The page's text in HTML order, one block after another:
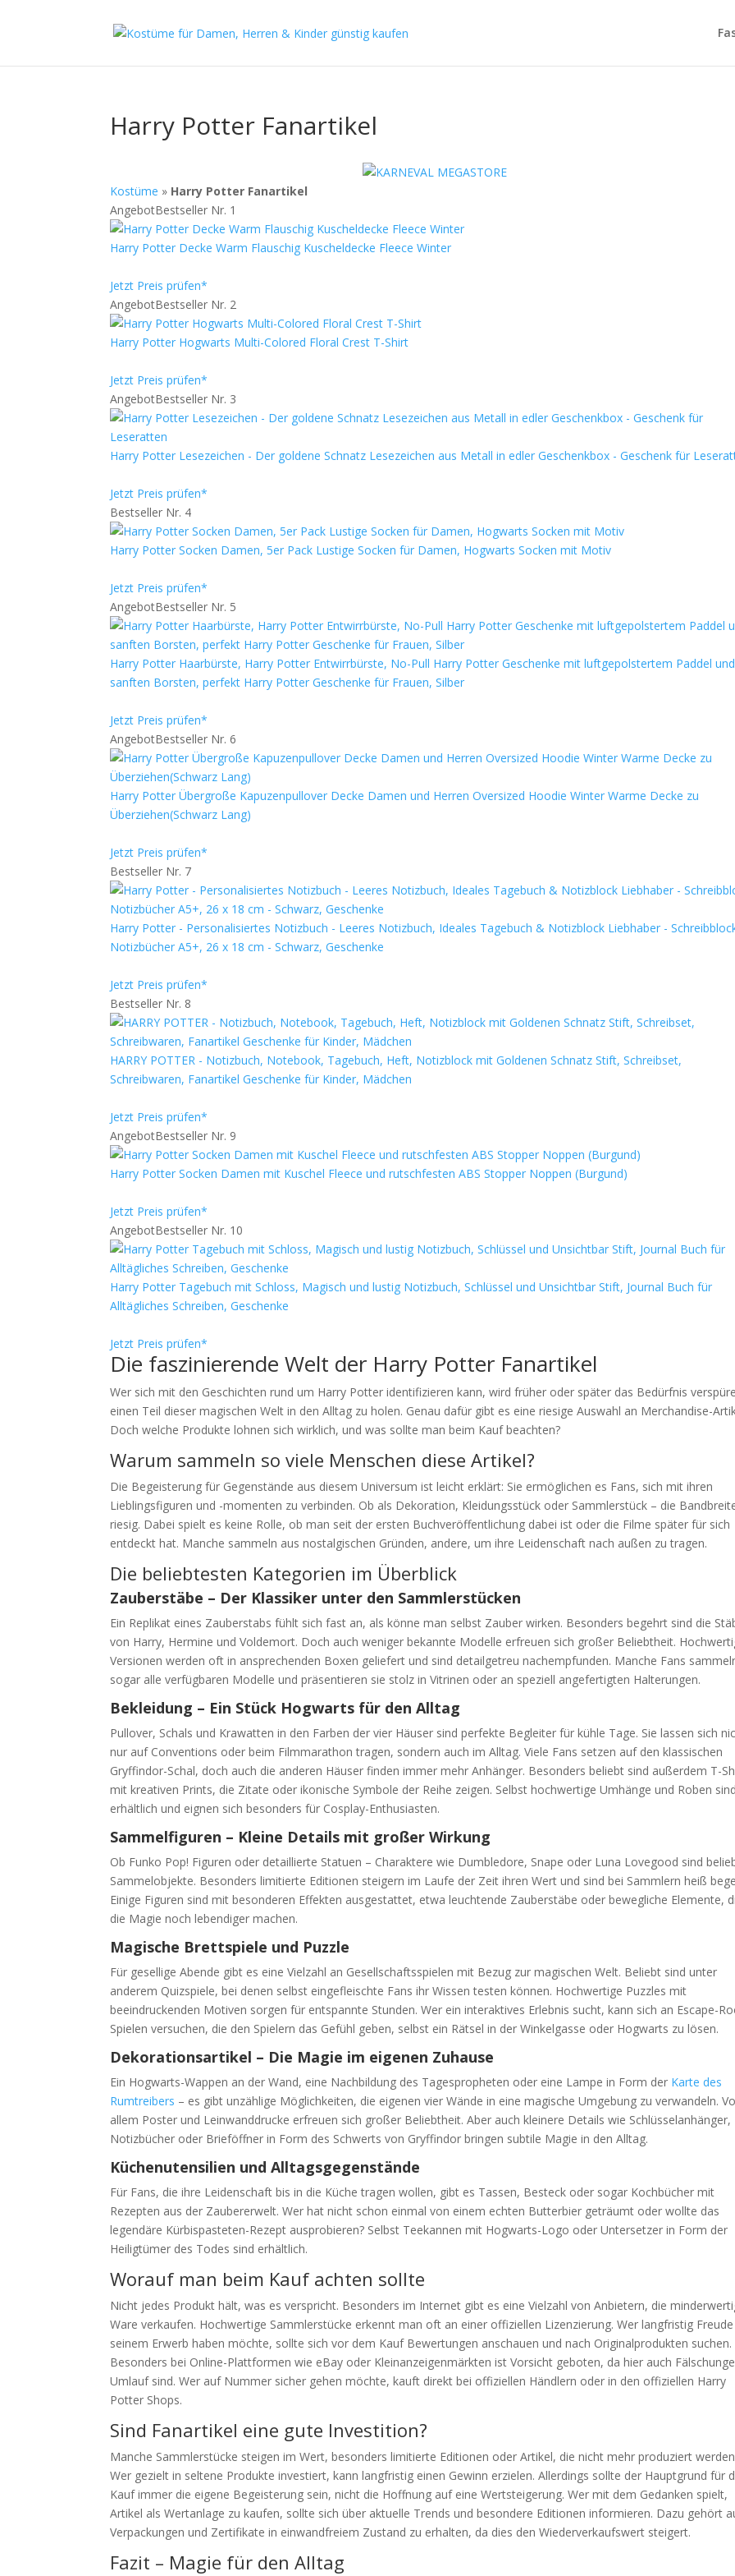
Harry Potter Fanartikel
Kostüme » Harry Potter Fanartikel
AngebotBestseller Nr. 1
Harry Potter Decke Warm Flauschig Kuscheldecke Fleece Winter
Jetzt Preis prüfen*
AngebotBestseller Nr. 2
Harry Potter Hogwarts Multi-Colored Floral Crest T-Shirt
Jetzt Preis prüfen*
AngebotBestseller Nr. 3
Harry Potter Lesezeichen - Der goldene Schnatz Lesezeichen aus Metall in edler Geschenkbox - Geschenk für
Jetzt Preis prüfen*
Bestseller Nr. 4
Harry Potter Socken Damen, 5er Pack Lustige Socken für Damen, Hogwarts Socken mit Motiv
Jetzt Preis prüfen*
AngebotBestseller Nr. 5
Harry Potter Haarbürste, Harry Potter Entwirrbürste, No-Pull Harry Potter Geschenke mit luftgepolstertem Paddel und
sanften Borsten, perfekt Harry Potter Geschenke für Frauen, Silber
Jetzt Preis prüfen*
AngebotBestseller Nr. 6
Harry Potter Übergroße Kapuzenpullover Decke Damen und Herren Oversized Hoodie Winter Warme Decke zu
Überziehen(Schwarz Lang)
Jetzt Preis prüfen*
Bestseller Nr. 7
Harry Potter - Personalisiertes Notizbuch - Leeres Notizbuch, Ideales Tagebuch & Notizblock Liebhaber -
Notizbücher A5+, 26 x 18 cm - Schwarz, Geschenke
Jetzt Preis prüfen*
Bestseller Nr. 8
HARRY POTTER - Notizbuch, Notebook, Tagebuch, Heft, Notizblock mit Goldenen Schnatz Stift, Schreibset,
Schreibwaren, Fanartikel Geschenke für Kinder, Mädchen
Jetzt Preis prüfen*
AngebotBestseller Nr. 9
Harry Potter Socken Damen mit Kuschel Fleece und rutschfesten ABS Stopper Noppen (Burgund)
Jetzt Preis prüfen*
AngebotBestseller Nr. 10
Harry Potter Tagebuch mit Schloss, Magisch und lustig Notizbuch, Schlüssel und Unsichtbar Stift, Journal Buch für
Alltägliches Schreiben, Geschenke
Jetzt Preis prüfen*
Die faszinierende Welt der Harry Potter Fanartikel
Wer sich mit den Geschichten rund um Harry Potter identifizieren kann, wird früher oder später das Bedürfnis
einen Teil dieser magischen Welt in den Alltag zu holen. Genau dafür gibt es eine riesige Auswahl an Merchandise-
Doch welche Produkte lohnen sich wirklich, und was sollte man beim Kauf beachten?
Warum sammeln so viele Menschen diese Artikel?
Die Begeisterung für Gegenstände aus diesem Universum ist leicht erklärt: Sie ermöglichen es Fans, sich mit ihren
Lieblingsfiguren und -momenten zu verbinden. Ob als Dekoration, Kleidungsstück oder Sammlerstück – die
riesig. Dabei spielt es keine Rolle, ob man seit der ersten Buchveröffentlichung dabei ist oder die Filme später für sich
entdeckt hat. Manche sammeln aus nostalgischen Gründen, andere, um ihre Leidenschaft nach außen zu tragen.
Die beliebtesten Kategorien im Überblick
Zauberstäbe – Der Klassiker unter den Sammlerstücken
Ein Replikat eines Zauberstabs fühlt sich fast an, als könne man selbst Zauber wirken. Besonders begehrt sind die
von Harry, Hermine und Voldemort. Doch auch weniger bekannte Modelle erfreuen sich großer Beliebtheit.
Versionen werden oft in ansprechenden Boxen geliefert und sind detailgetreu nachempfunden. Manche Fans
sogar alle verfügbaren Modelle und präsentieren sie stolz in Vitrinen oder an speziell angefertigten Halterungen.
Bekleidung – Ein Stück Hogwarts für den Alltag
Pullover, Schals und Krawatten in den Farben der vier Häuser sind perfekte Begleiter für kühle Tage. Sie lassen sich
nur auf Conventions oder beim Filmmarathon tragen, sondern auch im Alltag. Viele Fans setzen auf den klassischen
Gryffindor-Schal, doch auch die anderen Häuser finden immer mehr Anhänger. Besonders beliebt sind außerdem T-
mit kreativen Prints, die Zitate oder ikonische Symbole der Reihe zeigen. Selbst hochwertige Umhänge und Roben
erhältlich und eignen sich besonders für Cosplay-Enthusiasten.
Sammelfiguren – Kleine Details mit großer Wirkung
Ob Funko Pop! Figuren oder detaillierte Statuen – Charaktere wie Dumbledore, Snape oder Luna Lovegood sind
Sammelobjekte. Besonders limitierte Editionen steigern im Laufe der Zeit ihren Wert und sind bei Sammlern heiß
Einige Figuren sind mit besonderen Effekten ausgestattet, etwa leuchtende Zauberstäbe oder bewegliche Elemente,
die Magie noch lebendiger machen.
Magische Brettspiele und Puzzle
Für gesellige Abende gibt es eine Vielzahl an Gesellschaftsspielen mit Bezug zur magischen Welt. Beliebt sind unter
anderem Quizspiele, bei denen selbst eingefleischte Fans ihr Wissen testen können. Hochwertige Puzzles mit
beeindruckenden Motiven sorgen für entspannte Stunden. Wer ein interaktives Erlebnis sucht, kann sich an Escape-
Spielen versuchen, die den Spielern das Gefühl geben, selbst ein Rätsel in der Winkelgasse oder Hogwarts zu lösen.
Dekorationsartikel – Die Magie im eigenen Zuhause
Ein Hogwarts-Wappen an der Wand, eine Nachbildung des Tagespropheten oder eine Lampe in Form der Karte des
Rumtreibers – es gibt unzählige Möglichkeiten, die eigenen vier Wände in eine magische Umgebung zu verwandeln.
allem Poster und Leinwanddrucke erfreuen sich großer Beliebtheit. Aber auch kleinere Details wie Schlüsselanhänger,
Notizbücher oder Brieföffner in Form des Schwerts von Gryffindor bringen subtile Magie in den Alltag.
Küchenutensilien und Alltagsgegenstände
Für Fans, die ihre Leidenschaft bis in die Küche tragen wollen, gibt es Tassen, Besteck oder sogar Kochbücher mit
Rezepten aus der Zaubererwelt. Wer hat nicht schon einmal von einem echten Butterbier geträumt oder wollte das
legendäre Kürbispasteten-Rezept ausprobieren? Selbst Teekannen mit Hogwarts-Logo oder Untersetzer in Form der
Heiligtümer des Todes sind erhältlich.
Worauf man beim Kauf achten sollte
Nicht jedes Produkt hält, was es verspricht. Besonders im Internet gibt es eine Vielzahl von Anbietern, die
Ware verkaufen. Hochwertige Sammlerstücke erkennt man oft an einer offiziellen Lizenzierung. Wer langfristig
seinem Erwerb haben möchte, sollte sich vor dem Kauf Bewertungen anschauen und nach Originalprodukten suchen.
Besonders bei Online-Plattformen wie eBay oder Kleinanzeigenmärkten ist Vorsicht geboten, da hier auch
Umlauf sind. Wer auf Nummer sicher gehen möchte, kauft direkt bei offiziellen Händlern oder in den offiziellen Harry
Potter Shops.
Sind Fanartikel eine gute Investition?
Manche Sammlerstücke steigen im Wert, besonders limitierte Editionen oder Artikel, die nicht mehr produziert
Wer gezielt in seltene Produkte investiert, kann langfristig einen Gewinn erzielen. Allerdings sollte der Hauptgrund für
Kauf immer die eigene Begeisterung sein, nicht die Hoffnung auf eine Wertsteigerung. Wer mit dem Gedanken spielt,
Artikel als Wertanlage zu kaufen, sollte sich über aktuelle Trends und besondere Editionen informieren. Dazu gehört
Verpackungen und Zertifikate in einwandfreiem Zustand zu erhalten, da dies den Wiederverkaufswert steigert.
Fazit – Magie für den Alltag